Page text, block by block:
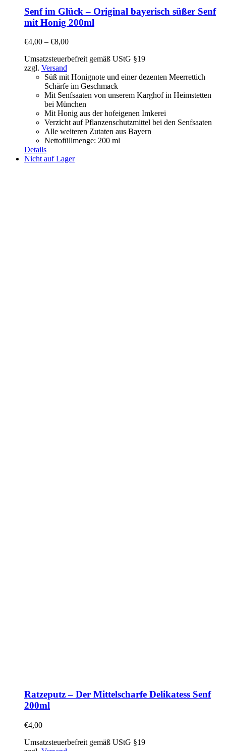
Senf im Glück – Original bayerisch süßer Senf
mit Honig 200ml
€4,00 – €8,00
Umsatzsteuerbefreit gemäß UStG §19
zzgl. Versand
Süß mit Honignote und einer dezenten Meerrettich
Schärfe im Geschmack
Mit Senfsaaten von unserem Karghof in Heimstetten
bei München
Mit Honig aus der hofeigenen Imkerei
Verzicht auf Pflanzenschutzmittel bei den Senfsaaten
Alle weiteren Zutaten aus Bayern
Nettofüllmenge: 200 ml
Details
Nicht auf Lager
Ratzeputz – Der Mittelscharfe Delikatess Senf
200ml
€4,00
Umsatzsteuerbefreit gemäß UStG §19